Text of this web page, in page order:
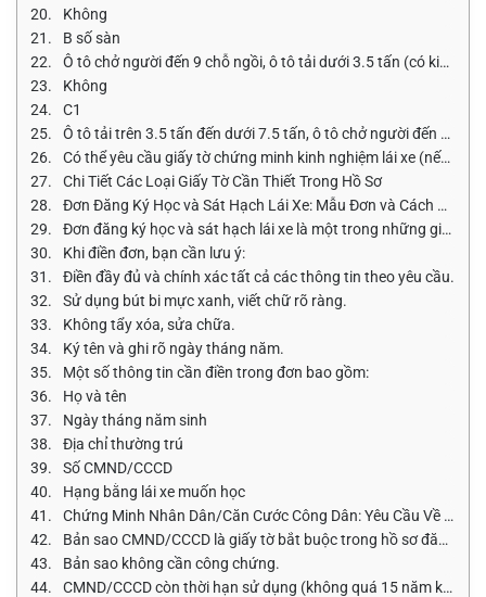
Không
B số sàn
Ô tô chở người đến 9 chỗ ngồi, ô tô tải dưới 3.5 tấn (có kinh
Không
C1
Ô tô tải trên 3.5 tấn đến dưới 7.5 tấn, ô tô chở người đến 9
Có thể yêu cầu giấy tờ chứng minh kinh nghiệm lái xe (nếu có)
Chi Tiết Các Loại Giấy Tờ Cần Thiết Trong Hồ Sơ
Đơn Đăng Ký Học và Sát Hạch Lái Xe: Mẫu Đơn và Cách Điền
Đơn đăng ký học và sát hạch lái xe là một trong những giấy
Khi điền đơn, bạn cần lưu ý:
Điền đầy đủ và chính xác tất cả các thông tin theo yêu cầu.
Sử dụng bút bi mực xanh, viết chữ rõ ràng.
Không tẩy xóa, sửa chữa.
Ký tên và ghi rõ ngày tháng năm.
Một số thông tin cần điền trong đơn bao gồm:
Họ và tên
Ngày tháng năm sinh
Địa chỉ thường trú
Số CMND/CCCD
Hạng bằng lái xe muốn học
Chứng Minh Nhân Dân/Căn Cước Công Dân: Yêu Cầu Về Bản
Bản sao CMND/CCCD là giấy tờ bắt buộc trong hồ sơ đăng ký
Bản sao không cần công chứng.
CMND/CCCD còn thời hạn sử dụng (không quá 15 năm kể từ